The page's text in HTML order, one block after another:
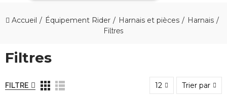
Accueil Équipement Rider Harnais et pièces Harnais
Filtres
Filtres
FILTRE 12 Trier par
Bonjour ! Je suis votre expert nautique.